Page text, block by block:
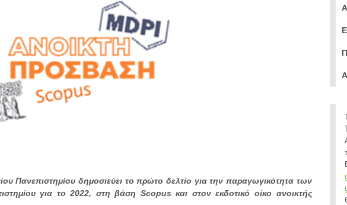
Πανεπιστημίου δημοσιεύει το πρώτο δελτίο για την παραγωγικότητα των
για το 2022, στη βάση Scopus και στον εκδοτικό οίκο ανοικτής